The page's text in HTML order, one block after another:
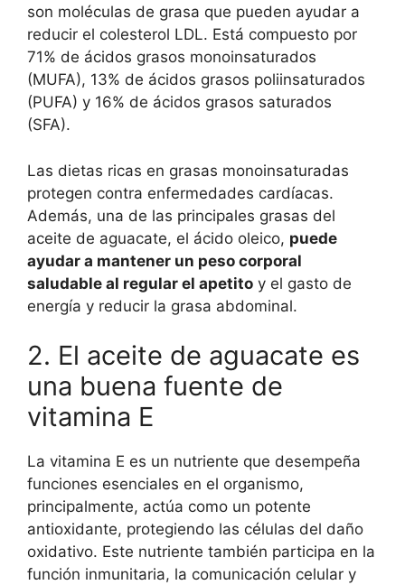
son moléculas de grasa que pueden ayudar a
reducir el colesterol LDL. Está compuesto por
71% de ácidos grasos monoinsaturados
(MUFA), 13% de ácidos grasos poliinsaturados
(PUFA) y 16% de ácidos grasos saturados
(SFA).
Las dietas ricas en grasas monoinsaturadas
protegen contra enfermedades cardíacas.
Además, una de las principales grasas del
aceite de aguacate, el ácido oleico, puede
ayudar a mantener un peso corporal
saludable al regular el apetito y el gasto de
energía y reducir la grasa abdominal.
2. El aceite de aguacate es
una buena fuente de
vitamina E
La vitamina E es un nutriente que desempeña
funciones esenciales en el organismo,
principalmente, actúa como un potente
antioxidante, protegiendo las células del daño
oxidativo. Este nutriente también participa en la
función inmunitaria, la comunicación celular y